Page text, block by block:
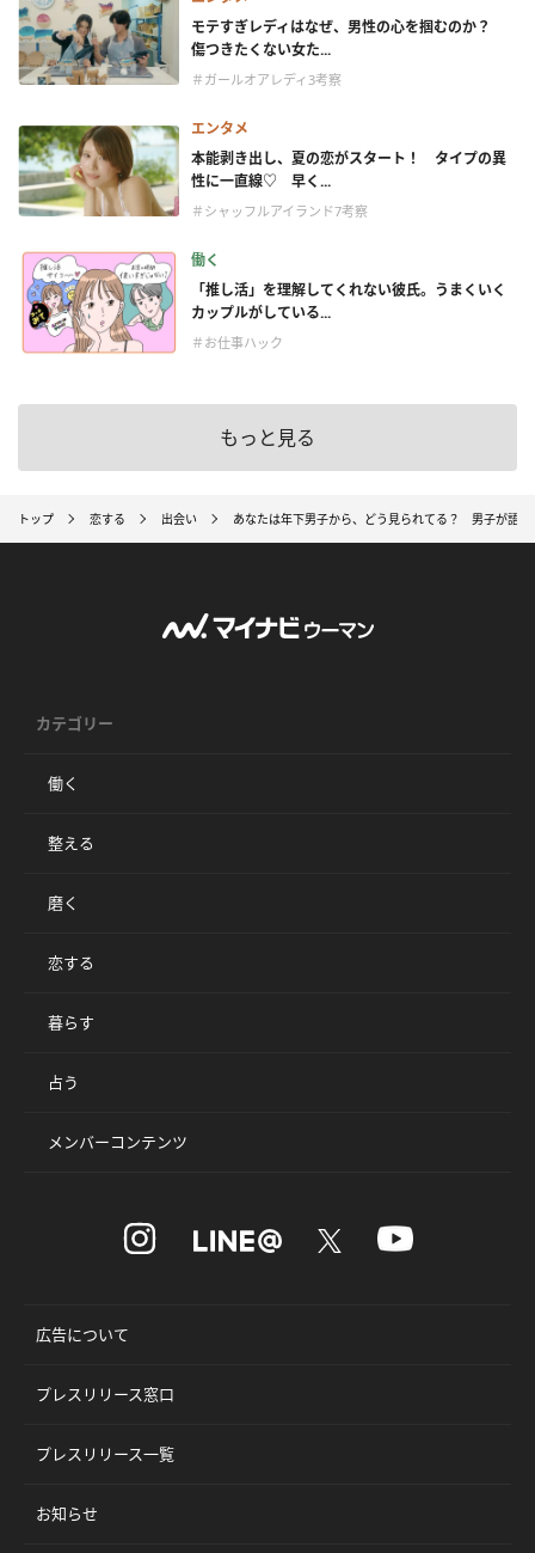
モテすぎレディはなぜ、男性の心を掴むのか？
傷つきたくない女た...
＃ガールオアレディ3考察
エンタメ
本能剥き出し、夏の恋がスタート！ タイプの異
性に一直線♡ 早く...
＃シャッフルアイランド7考察
働く
「推し活」を理解してくれない彼氏。うまくいく
カップルがしている...
＃お仕事ハック
もっと見る
トップ 恋する 出会い あなたは年下男子から、どう見られてる？ 男子が語る
カテゴリー
働く
整える
磨く
恋する
暮らす
占う
メンバーコンテンツ
広告について
プレスリリース窓口
プレスリリース一覧
お知らせ